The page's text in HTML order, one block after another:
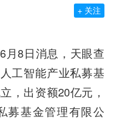
+ 关注
月8日消息，天眼查
工智能产业私募基
，出资额20亿元，
募基金管理有限公